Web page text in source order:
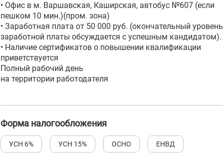
• Офис в м. Варшавская, Каширская, автобус №607 (если
пешком 10 мин.)(пром. зона)
• Заработная плата от 50 000 руб. (окончательный уровень
заработной платы обсуждается с успешным кандидатом).
• Наличие сертификатов о повышении квалификации
приветствуется
Полный рабочий день
на территории работодателя
Форма налогообложения
УСН 6% УСН 15% ОСНО ЕНВД